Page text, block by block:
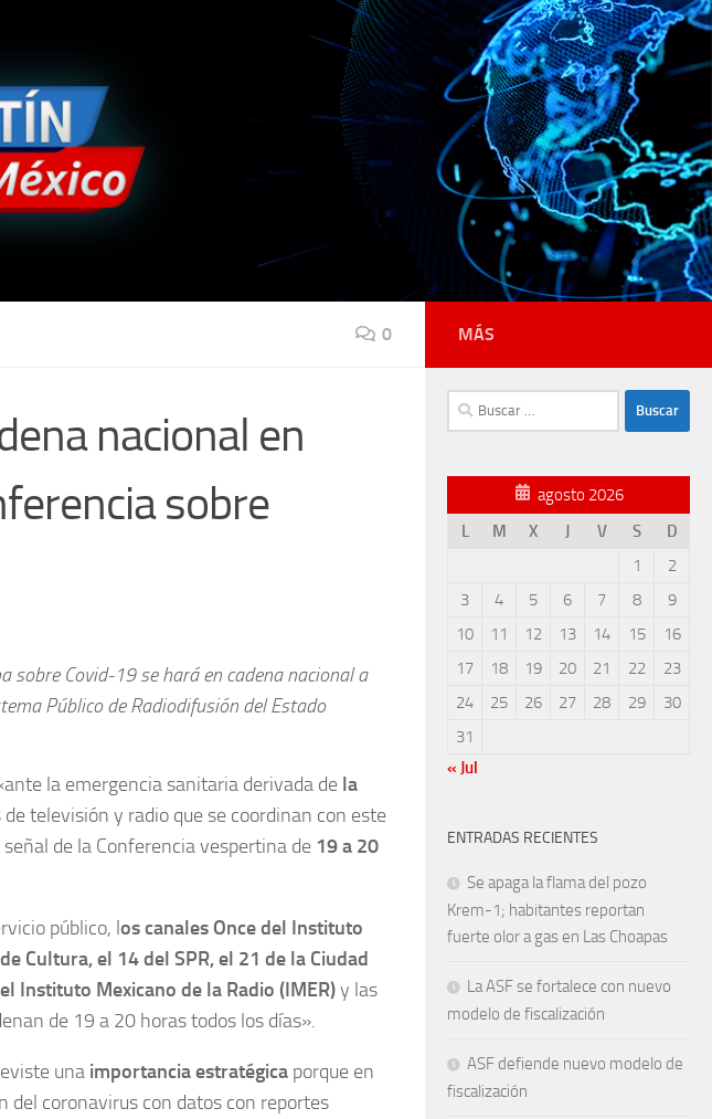
0
nacional en
sobre
sobre Covid-19 se hará en cadena nacional a
Público de Radiodifusión del Estado
la emergencia sanitaria derivada de la
de televisión y radio que se coordinan con este
de la Conferencia vespertina de 19 a 20
público, los canales Once del Instituto
Cultura, el 14 del SPR, el 21 de la Ciudad
Instituto Mexicano de la Radio (IMER)y las
de 19 a 20 horas todos los días».
una importancia estratégica porque en
del coronavirus con datos con reportes
MÁS
Buscar:
agosto 2026
L
M X J V S
D
1
2
3
4 5 6 7 8
9
10
11 12 13 14 15
16
17
18 19 20 21 22
23
24
25 26 27 28 29
30
31
« Jul
ENTRADAS RECIENTES
Se apaga la flama del pozo
Krem-1; habitantes reportan
fuerte olor a gas en Las Choapas
La ASF se fortalece con nuevo
modelo de fiscalización
ASF defiende nuevo modelo de
fiscalización